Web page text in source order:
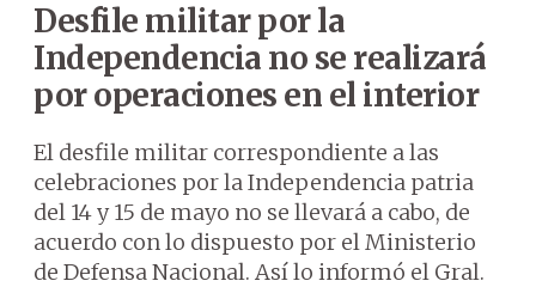
Desfile militar por la
Independencia no se realizará
por operaciones en el interior
El desfile militar correspondiente a las
celebraciones por la Independencia patria
del 14 y 15 de mayo no se llevará a cabo, de
acuerdo con lo dispuesto por el Ministerio
de Defensa Nacional. Así lo informó el Gral.